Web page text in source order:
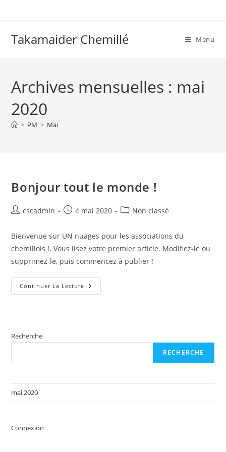
Takamaider Chemillé Menu
Archives mensuelles : mai
2020
> PM > Mai
Bonjour tout le monde !
Auteur/autrice
la
publication :
cscadmin
Publication
4 mai 2020
PostNon classé
Bienvenue sur UN nuages pour les associations du
chemillois !. Vous lisez votre premier article. Modifiez-le ou
supprimez-le, puis commencez à publier !
Continuer La Lecture Bonjour
Tout
Recherche
RECHERCHE
mai 2020
Connexion